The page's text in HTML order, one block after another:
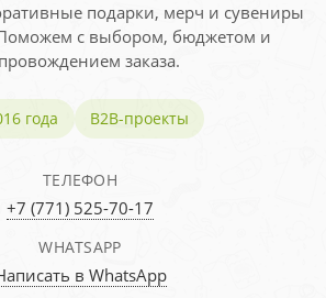
подарки, мерч и сувениры
с выбором, бюджетом и
заказа.
года B2B-проекты
ТЕЛЕФОН
+7 (771) 525-70-17
WHATSAPP
в WhatsApp